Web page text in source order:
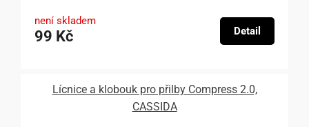
není skladem
99 Kč Detail
Lícnice a klobouk pro přilby Compress 2.0,
CASSIDA